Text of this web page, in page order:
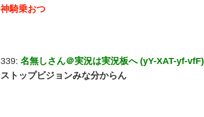
神騎乗おつ
339: 名無しさん＠実況は実況板へ (yY-XAT-yf-vfF)
ストップビジョンみな分からん